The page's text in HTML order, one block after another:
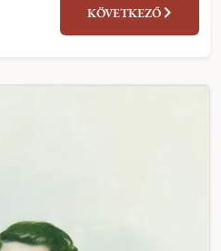
KÖVETKEZŐ